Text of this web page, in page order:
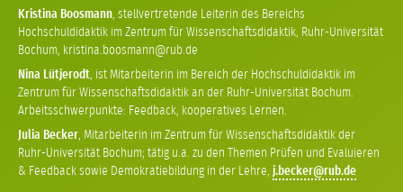
Kristina Boosmann, stellvertretende Leiterin des Bereichs
Hochschuldidaktik im Zentrum für Wissenschaftsdidaktik, Ruhr-Universität
Bochum, kristina boosmann
Nina Lütjerodt, ist Mitarbeiterin im Bereich der Hochschuldidaktik im
Zentrum für Wissenschaftsdidaktik an der Ruhr-Universität Bochum.
Arbeitsschwerpunkte: Feedback, kooperatives Lernen.
Julia Becker, Mitarbeiterin im Zentrum für Wissenschaftsdidaktik der
Ruhr-Universität Bochum; tätig u.a. zu den Themen Prüfen und Evaluieren
& Feedback sowie Demokratiebildung in der Lehre, j becker